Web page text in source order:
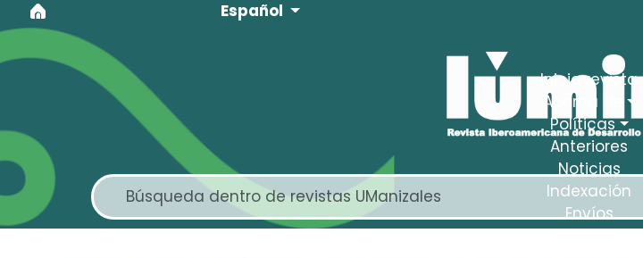
Ir al menú de navegación principal
Ir al contenido principal
Ir al pie de página del sitio Idioma
Español
Inicio revista
Acerca de
Políticas
Anteriores
Noticias
Indexación
Envíos